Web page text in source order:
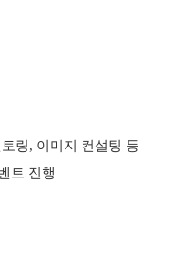
링, 이미지 컨설팅 등
트 진행